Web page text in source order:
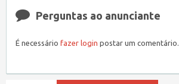
Perguntas ao anunciante
É necessário fazer login postar um comentário.